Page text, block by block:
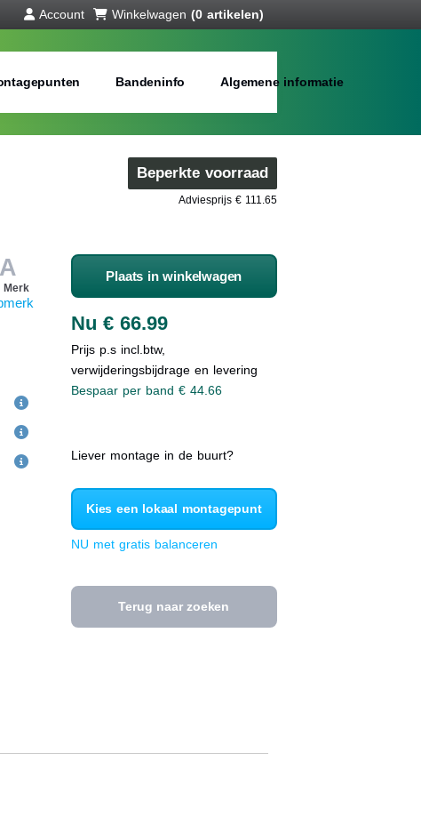
Account Winkelwagen (0 artikelen)
Bandeninfo Algemene informatie
Beperkte voorraad
Adviesprijs € 111.65
A
Merk
Plaats in winkelwagen
Nu € 66.99
Prijs p.s incl.btw,
verwijderingsbijdrage en levering
Bespaar per band € 44.66
Liever montage in de buurt?
Kies een lokaal montagepunt
NU met gratis balanceren
Terug naar zoeken